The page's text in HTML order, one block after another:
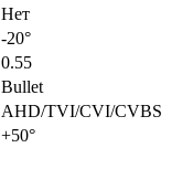
Нет
-20°
0.55
Bullet
AHD/TVI/CVI/CVBS
+50°